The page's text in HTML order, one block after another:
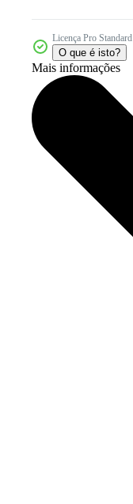
Licença Pro Standard
O que é isto?
Mais informações